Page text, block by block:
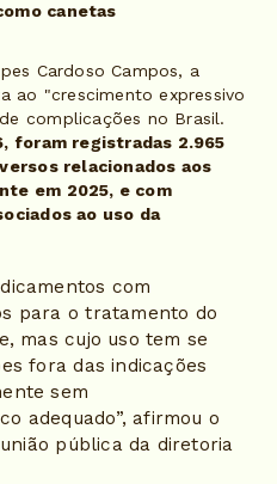
canetas
Cardoso Campos, a
ao "crescimento expressivo
complicações no Brasil.
foram registradas 2.965
relacionados aos
em 2025, e com
ao uso da
com
para o tratamento do
mas cujo uso tem se
fora das indicações
sem
adequado”, afirmou o
pública da diretoria